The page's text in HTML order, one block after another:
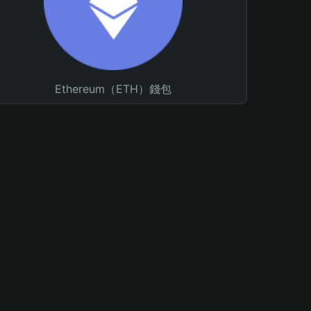
Ethereum（ETH）錢包